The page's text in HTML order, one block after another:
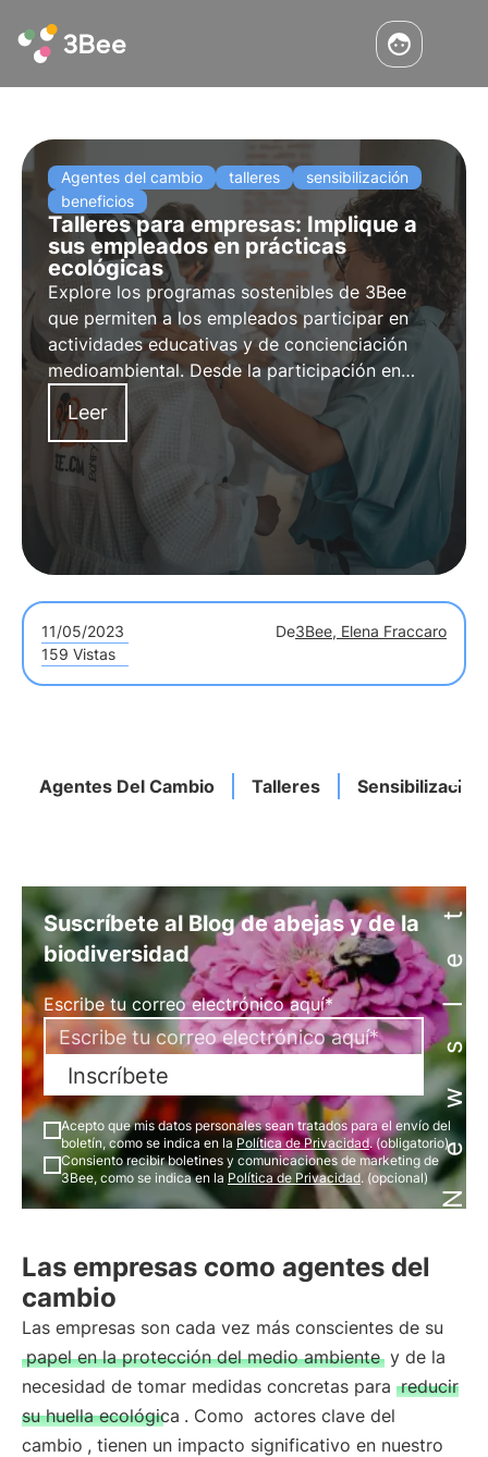
Agentes del cambio talleres
sensibilización
beneficios
Talleres para empresas: Implique a
sus empleados en prácticas
ecológicas
Explore los programas sostenibles de 3Bee
que permiten a los empleados participar en
actividades educativas y de concienciación
medioambiental. Desde la participación en
talleres de apicultura hasta nuestra Academia
3Bee y degustaciones de miel, refuerce el
compromiso de sus empleados y fomente la
sostenibilidad.
Leer
11/05/2023 De3Bee, Elena Fraccaro
159 Vistas
Agentes Del Cambio Talleres Sensibilización
Newsletter
Suscríbete al Blog de abejas y de la
biodiversidad
Escribe tu correo electrónico aquí*
Inscríbete
Acepto que mis datos personales sean tratados para el envío del
boletín, como se indica en la Política de Privacidad. (obligatorio)
Consiento recibir boletines y comunicaciones de marketing de
3Bee, como se indica en la Política de Privacidad. (opcional)
Las empresas como agentes del
cambio
Las empresas son cada vez más conscientes de su
papel en la protección del medio ambiente y de la
necesidad de tomar medidas concretas para reducir
su huella ecológica . Como actores clave del
cambio , tienen un impacto significativo en nuestro